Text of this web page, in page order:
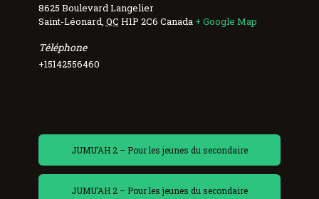
8625 Boulevard Langelier
Saint-Léonard QC H1P 2C6 Canada + Google Map
Téléphone
+15142556460
JUMU’AH 2 – Pour les jeunes du secondaire
JUMU’AH 2 – Pour les jeunes du secondaire